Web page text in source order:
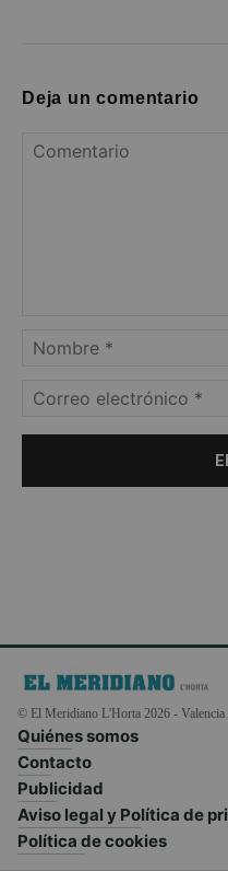
Deja un comentario
© El Meridiano L'Horta 2026 - Valencia
Quiénes somos
Contacto
Publicidad
Aviso legal y Política de
Política de cookies